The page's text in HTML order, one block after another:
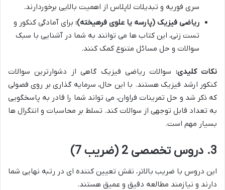
سری فوریه و تبدیلات لاپلاس از اهمیت بالایی برخوردارند.
ریاضی فیزیک (پارسه یا علوی فرهیخته): برای آمادگی کنکور و
تست زنی، این کتاب ها می توانند به شما در آشنایی با سبک
سوالات و حل مسائل متنوع کمک کنند.
نکات کلیدی: سوالات ریاضی فیزیک گاهی از دشوارترین سوالات
کنکور ارشد فیزیک هستند. با این حال، سرمایه گذاری بر روی فصولی
که ذکر شد و حل تمرینات فراوان، می تواند شما را قادر به پاسخگویی
به تعداد قابل توجهی از سوالات کند. تسلط بر محاسبات و انتگرال ها
بسیار مهم است.
3. دروس تخصصی 2 (ضریب 7)
این دروس با ضریب بالاتر، نقش تعیین کننده ای در رتبه نهایی شما
دارند و نیازمند مطالعه دقیق و عمیق هستند.